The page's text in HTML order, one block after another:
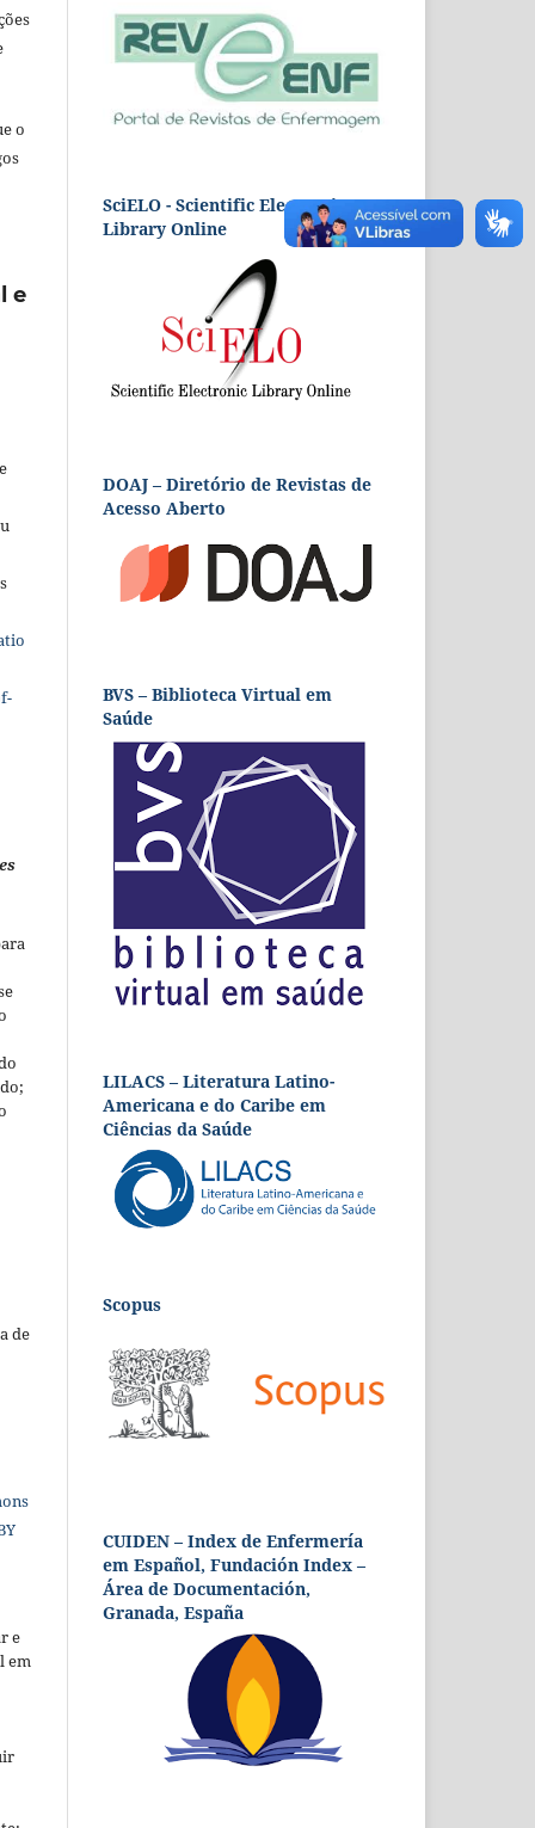
o
e
de
e
em
SciELO - Scientific Electronic
Library Online
DOAJ – Diretório de Revistas de
Acesso Aberto
BVS – Biblioteca Virtual em
Saúde
LILACS – Literatura Latino-
Americana e do Caribe em
Ciências da Saúde
Scopus
CUIDEN – Index de Enfermería
em Español, Fundación Index –
Área de Documentación,
Granada, España